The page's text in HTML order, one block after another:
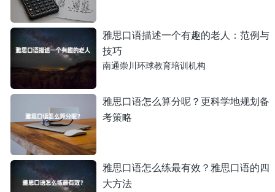
雅思口语描述一个有趣的老人：范例与
技巧
南通崇川环球教育培训机构
雅思口语怎么算分呢？更科学地规划备
考策略
雅思口语怎么练最有效？雅思口语的四
大方法